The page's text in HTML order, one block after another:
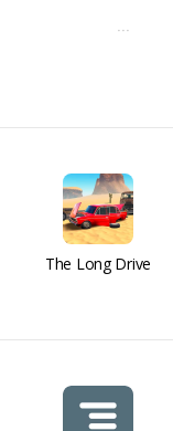
···
The Long Drive